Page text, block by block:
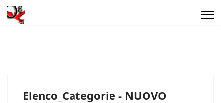
Elenco_Categorie - NUOVO